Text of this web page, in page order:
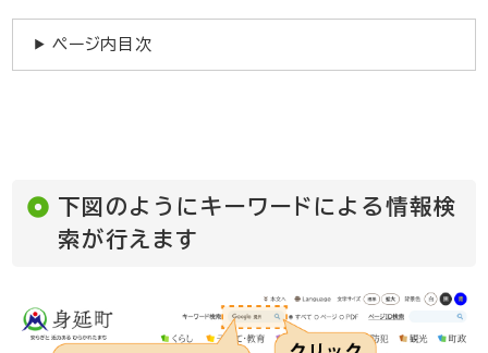
ページ内目次
下図のようにキーワードによる情報検
索が行えます